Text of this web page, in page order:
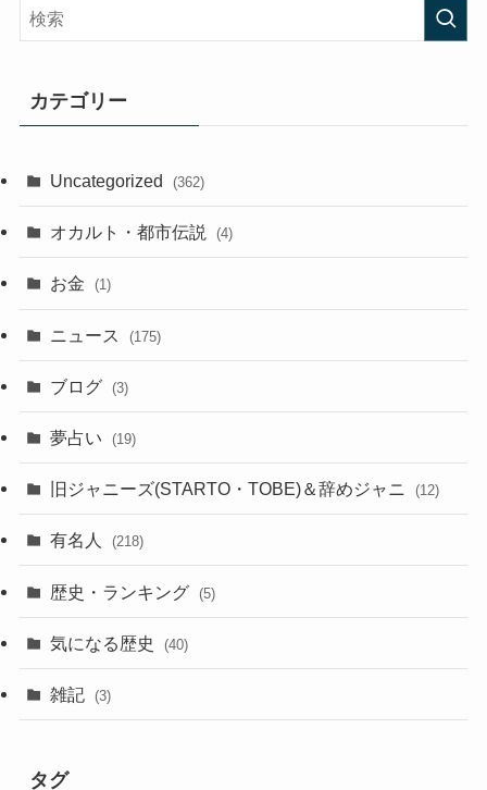
カテゴリー
Uncategorized (362)
オカルト・都市伝説 (4)
お金 (1)
ニュース (175)
ブログ (3)
夢占い (19)
旧ジャニーズ(STARTO・TOBE)＆辞めジャニ (12)
有名人 (218)
歴史・ランキング (5)
気になる歴史 (40)
雑記 (3)
タグ